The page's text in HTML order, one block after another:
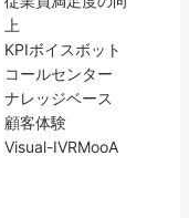
上
KPIボイスボット
コールセンター
ナレッジベース
顧客体験
Visual-IVRMooA